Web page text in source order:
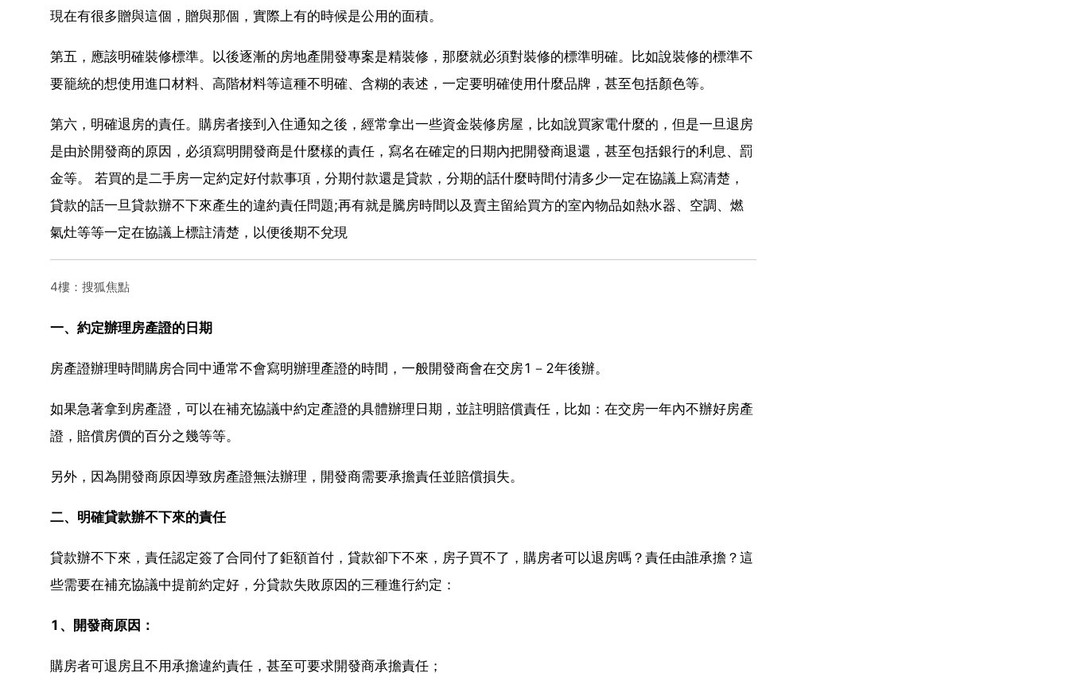
現在有很多贈與這個，贈與那個，實際上有的時候是公用的面積。
第五，應該明確裝修標準。以後逐漸的房地產開發專案是精裝修，那麼就必須對裝修的標準明確。比如說裝修的標準不
要籠統的想使用進口材料、高階材料等這種不明確、含糊的表述，一定要明確使用什麼品牌，甚至包括顏色等。
第六，明確退房的責任。購房者接到入住通知之後，經常拿出一些資金裝修房屋，比如說買家電什麼的，但是一旦退房
是由於開發商的原因，必須寫明開發商是什麼樣的責任，寫名在確定的日期內把開發商退還，甚至包括銀行的利息、罰
金等。 若買的是二手房一定約定好付款事項，分期付款還是貸款，分期的話什麼時間付清多少一定在協議上寫清楚，
貸款的話一旦貸款辦不下來產生的違約責任問題;再有就是騰房時間以及賣主留給買方的室內物品如熱水器、空調、燃
氣灶等等一定在協議上標註清楚，以便後期不兌現
4樓：搜狐焦點
一、約定辦理房產證的日期
房產證辦理時間購房合同中通常不會寫明辦理產證的時間，一般開發商會在交房1－2年後辦。
如果急著拿到房產證，可以在補充協議中約定產證的具體辦理日期，並註明賠償責任，比如：在交房一年內不辦好房產
證，賠償房價的百分之幾等等。
另外，因為開發商原因導致房產證無法辦理，開發商需要承擔責任並賠償損失。
二、明確貸款辦不下來的責任
貸款辦不下來，責任認定簽了合同付了鉅額首付，貸款卻下不來，房子買不了，購房者可以退房嗎？責任由誰承擔？這
些需要在補充協議中提前約定好，分貸款失敗原因的三種進行約定：
1、開發商原因：
購房者可退房且不用承擔違約責任，甚至可要求開發商承擔責任；